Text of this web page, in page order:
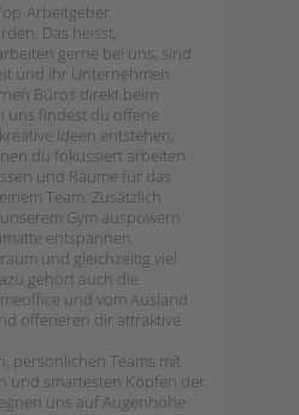
Arbeitgeber
Das heisst,
gerne bei uns, sind
und ihr Unternehmen
Büros direkt beim
uns findest du offene
Ideen entstehen,
du fokussiert arbeiten
und Räume für das
Team. Zusätzlich
Gym auspowern
entspannen
und gleichzeitig viel
gehört auch die
und vom Ausland
offerieren dir attraktive
persönlichen Teams mit
und smartesten Köpfen der
uns auf Augenhöhe